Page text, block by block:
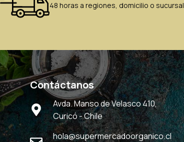
48 horas a regiones, domicilio o sucursal
Contáctanos
Avda. Manso de Velasco 410,
Curicó - Chile
hola@supermercadoorganico.cl